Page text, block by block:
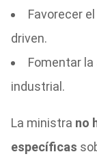
Favorecer
driven.
Fomentar
industrial.
La ministra no
específicas